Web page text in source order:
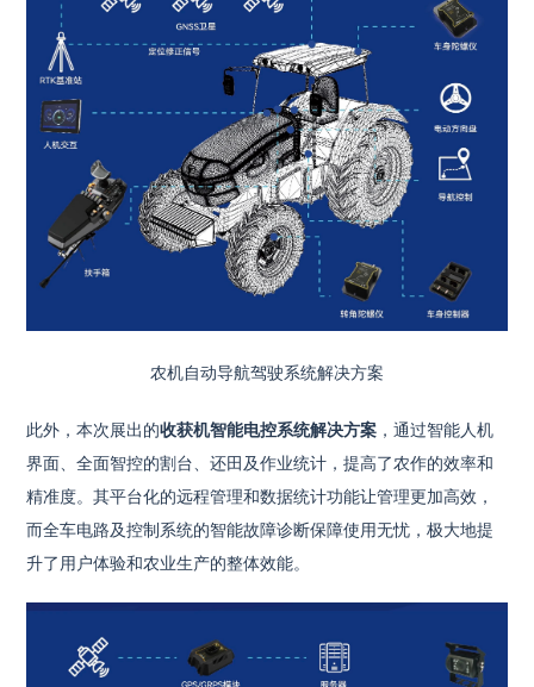
农机自动导航驾驶系统解决方案
此外，本次展出的收获机智能电控系统解决方案 ，通过智能人机
界面、全面智控的割台、还田及作业统计，提高了农作的效率和
精准度。其平台化的远程管理和数据统计功能让管理更加高效，
而全车电路及控制系统的智能故障诊断保障使用无忧，极大地提
升了用户体验和农业生产的整体效能。